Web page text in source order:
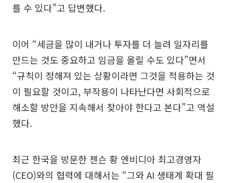
를 수 있다”고 답변했다.
이어 “세금을 많이 내거나 투자를 더 늘려 일자리를
만드는 것도 중요하고 임금을 올릴 수도 있다”면서
“규칙이 정해져 있는 상황이라면 그것을 적용하는 것
이 필요할 것이고, 부작용이 나타난다면 사회적으로
해소할 방안을 지속해서 찾아야 한다고 본다”고 역설
했다.
최근 한국을 방문한 젠슨 황 엔비디아 최고경영자
(CEO)와의 협력에 대해서는 “그와 AI 생태계 확대 필